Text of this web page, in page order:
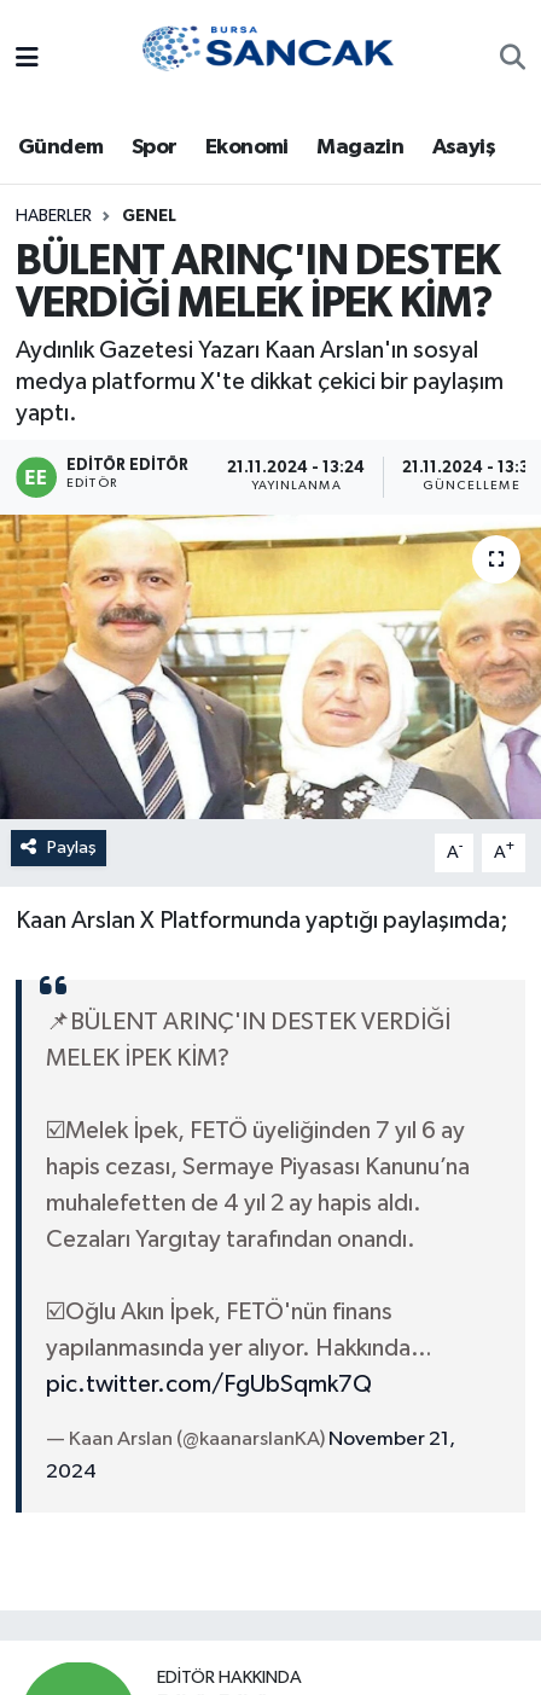
Gündem Spor Ekonomi Magazin Asayiş
HABERLER GENEL
BÜLENT ARINÇ'IN DESTEK
VERDİĞİ MELEK İPEK KİM?
Aydınlık Gazetesi Yazarı Kaan Arslan'ın sosyal
medya platformu X'te dikkat çekici bir paylaşım
yaptı.
EDITÖR EDITÖR
EDITÖR
21.11.2024 - 13:24
YAYINLANMA
21.11.2024 - 13:39
GÜNCELLEME
Paylaş A- A+
Kaan Arslan X Platformunda yaptığı paylaşımda;
📌BÜLENT ARINÇ'IN DESTEK VERDİĞİ
MELEK İPEK KİM?
☑️Melek İpek, FETÖ üyeliğinden 7 yıl 6 ay
hapis cezası, Sermaye Piyasası Kanunu’na
muhalefetten de 4 yıl 2 ay hapis aldı.
Cezaları Yargıtay tarafından onandı.
☑️Oğlu Akın İpek, FETÖ'nün finans
yapılanmasında yer alıyor. Hakkında…
pic.twitter.com/FgUbSqmk7Q
— Kaan Arslan (@kaanarslanKA) November 21,
2024
EDITÖR HAKKINDA
Bursa
Dünya
Eğitim
Ekonomi
Genel
Gündem
Magazin
Sağlık
Siyaset
Spor
Türkiye
Trafik Durumu
Süper Lig Puan Durumu ve Fikstür
Tüm Manşetler
Son Dakika Haberleri
Haber Arşivi